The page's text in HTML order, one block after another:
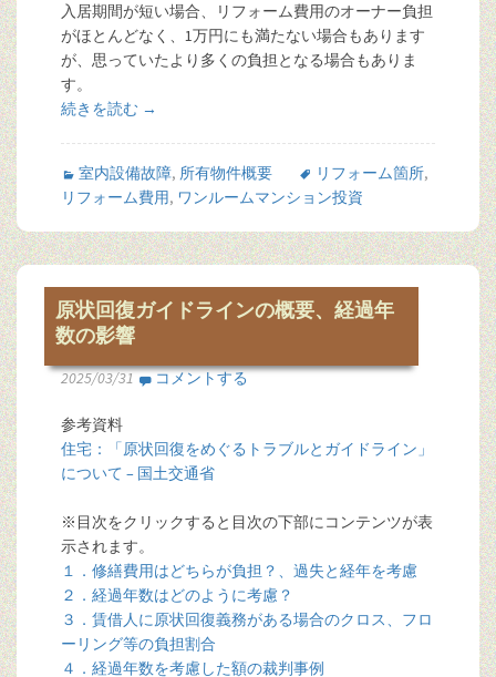
入居期間が短い場合、リフォーム費用のオーナー負担
がほとんどなく、1万円にも満たない場合もあります
が、思っていたより多くの負担となる場合もありま
す。
続きを読む →
室内設備故障, 所有物件概要 リフォーム箇所,
リフォーム費用, ワンルームマンション投資
原状回復ガイドラインの概要、経過年
数の影響
2025/03/31 コメントする
参考資料
住宅：「原状回復をめぐるトラブルとガイドライン」
について – 国土交通省
※目次をクリックすると目次の下部にコンテンツが表
示されます。
１．修繕費用はどちらが負担？、過失と経年を考慮
２．経過年数はどのように考慮？
３．賃借人に原状回復義務がある場合のクロス、フロ
ーリング等の負担割合
４．経過年数を考慮した額の裁判事例